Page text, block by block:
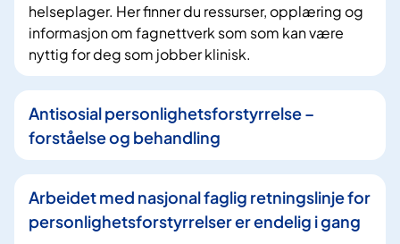
helseplager. Her finner du ressurser, opplæring og
informasjon om fagnettverk som som kan være
nyttig for deg som jobber klinisk.
Antisosial personlighetsforstyrrelse –
forståelse og behandling
Arbeidet med nasjonal faglig retningslinje for
personlighetsforstyrrelser er endelig i gang